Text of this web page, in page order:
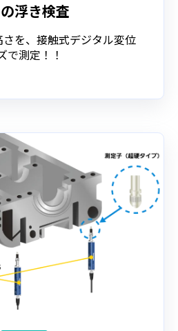
浮き検査
を、接触式デジタル変位
で測定！！